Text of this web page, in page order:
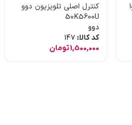
کنترل اصلی تلویزیون دوو
50K5600U
دوو
کد کالا: 147
1,500,000تومان